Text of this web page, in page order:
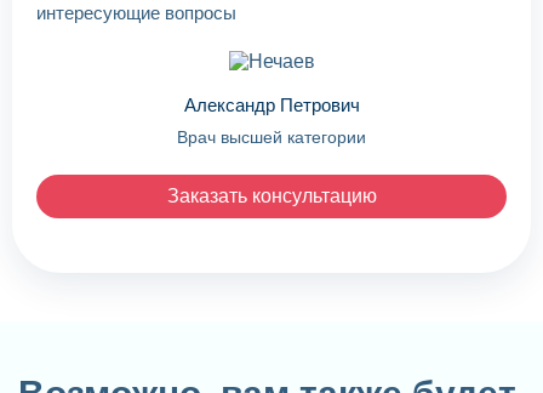
интересующие вопросы
Александр Петрович
Врач высшей категории
Заказать консультацию